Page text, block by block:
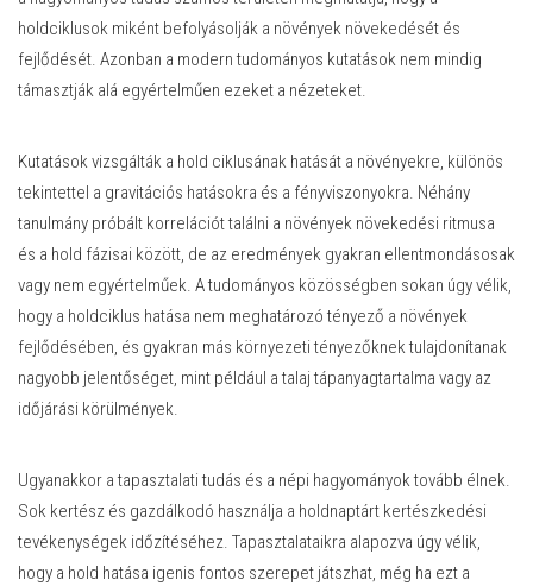
holdciklusok miként befolyásolják a növények növekedését és
fejlődését. Azonban a modern tudományos kutatások nem mindig
támasztják alá egyértelműen ezeket a nézeteket.
Kutatások vizsgálták a hold ciklusának hatását a növényekre, különös
tekintettel a gravitációs hatásokra és a fényviszonyokra. Néhány
tanulmány próbált korrelációt találni a növények növekedési ritmusa
és a hold fázisai között, de az eredmények gyakran ellentmondásosak
vagy nem egyértelműek. A tudományos közösségben sokan úgy vélik,
hogy a holdciklus hatása nem meghatározó tényező a növények
fejlődésében, és gyakran más környezeti tényezőknek tulajdonítanak
nagyobb jelentőséget, mint például a talaj tápanyagtartalma vagy az
időjárási körülmények.
Ugyanakkor a tapasztalati tudás és a népi hagyományok tovább élnek.
Sok kertész és gazdálkodó használja a holdnaptárt kertészkedési
tevékenységek időzítéséhez. Tapasztalataikra alapozva úgy vélik,
hogy a hold hatása igenis fontos szerepet játszhat, még ha ezt a